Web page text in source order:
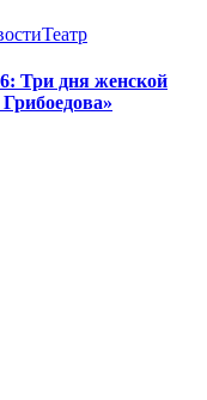
Театр
Три дня женской